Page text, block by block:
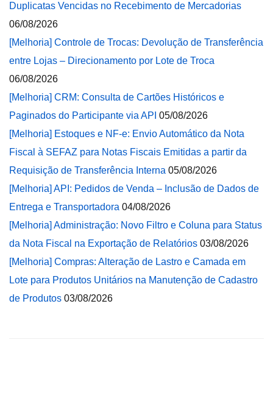
Duplicatas Vencidas no Recebimento de Mercadorias
06/08/2026
[Melhoria] Controle de Trocas: Devolução de Transferência
entre Lojas – Direcionamento por Lote de Troca
06/08/2026
[Melhoria] CRM: Consulta de Cartões Históricos e
Paginados do Participante via API 05/08/2026
[Melhoria] Estoques e NF-e: Envio Automático da Nota
Fiscal à SEFAZ para Notas Fiscais Emitidas a partir da
Requisição de Transferência Interna 05/08/2026
[Melhoria] API: Pedidos de Venda – Inclusão de Dados de
Entrega e Transportadora 04/08/2026
[Melhoria] Administração: Novo Filtro e Coluna para Status
da Nota Fiscal na Exportação de Relatórios 03/08/2026
[Melhoria] Compras: Alteração de Lastro e Camada em
Lote para Produtos Unitários na Manutenção de Cadastro
de Produtos 03/08/2026